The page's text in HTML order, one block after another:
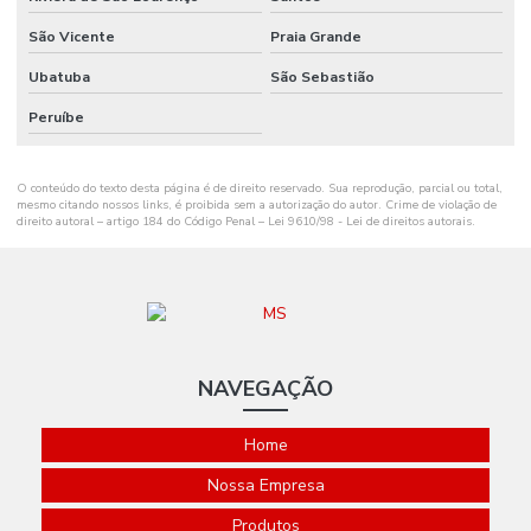
Preço De Etiqueta De Gondola Branca Ou Amarela
Ribbon Cera 110mm
Ribbon Cera 110mm Distribuidor Em Mg
Ribbon Cera 110mm Para Impressão
Ribbon Cera 110mm X 74m Tubete 1 2 Polegada
Ribbon Cera 110x450 Metros
Ribbon Cera 110x450 Minas Gerais
São Vicente Praia Grande
Ubatuba São Sebastião
Peruíbe
O conteúdo do texto desta página é de direito reservado. Sua reprodução, parcial ou total,
mesmo citando nossos links, é proibida sem a autorização do autor. Crime de violação de
direito autoral – artigo 184 do Código Penal – Lei 9610/98 - Lei de direitos autorais.
NAVEGAÇÃO
Home
Nossa Empresa
Produtos